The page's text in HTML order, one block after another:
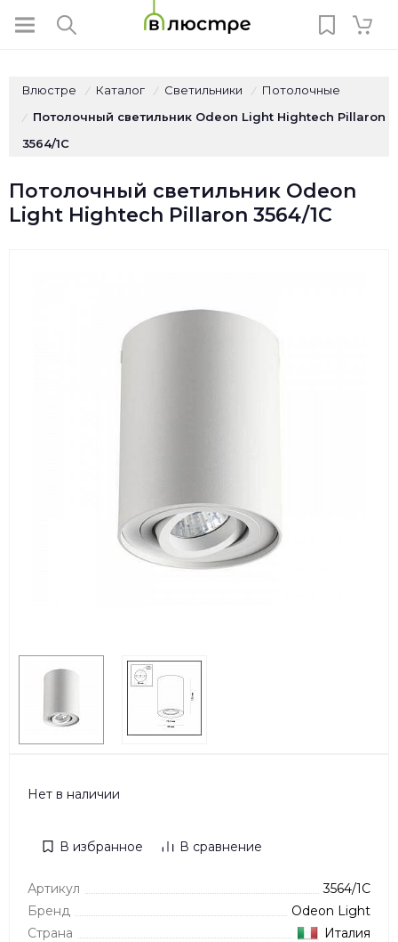
Влюстре / Каталог / Светильники / Потолочные
/
Потолочный светильник Odeon Light Hightech Pillaron
3564/1C
Потолочный светильник Odeon
Light Hightech Pillaron 3564/1C
Нет в наличии
В избранное В сравнение
Артикул
3564/1C
Бренд
Odeon Light
Страна
Италия